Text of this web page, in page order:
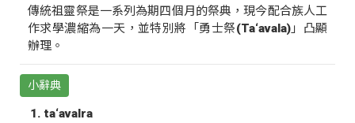
傳統祖靈祭是一系列為期四個月的祭典，現今配合族人工
作求學濃縮為一天，並特別將「勇士祭(Ta‘avala)」凸顯
辦理。
小辭典
ta‘avalra